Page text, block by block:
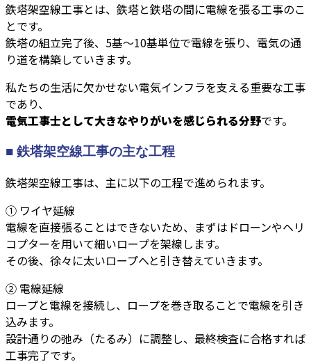
鉄塔架空線工事とは、鉄塔と鉄塔の間に電線を張る工事のこ
とです。
鉄塔の組立完了後、5基～10基単位で電線を張り、電気の通
り道を構築していきます。
私たちの生活に欠かせない電気インフラを支える重要な工事
であり、
電気工事士として大きなやりがいを感じられる分野です。
■ 鉄塔架空線工事の主な工程
鉄塔架空線工事は、主に以下の工程で進められます。
① ワイヤ延線
電線を直接張ることはできないため、まずはドローンやヘリ
コプターを用いて細いロープを架線します。
その後、徐々に太いロープへと引き替えていきます。
② 電線延線
ロープと電線を接続し、ロープを巻き取ることで電線を引き
込みます。
設計通りの弛み（たるみ）に調整し、最終検査に合格すれば
工事完了です。